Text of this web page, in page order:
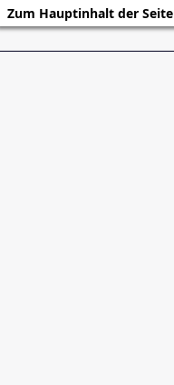
Zum Hauptinhalt der Seite